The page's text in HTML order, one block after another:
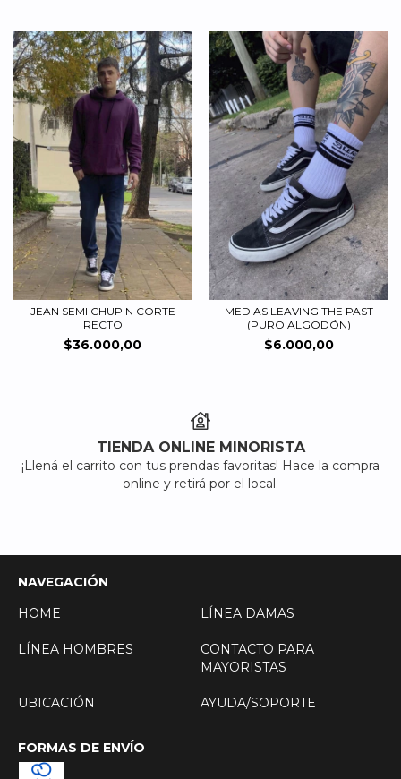
JEAN SEMI CHUPIN CORTE
RECTO
$36.000,00
MEDIAS LEAVING THE PAST
(PURO ALGODÓN)
$6.000,00
TIENDA ONLINE MINORISTA
¡Llená el carrito con tus prendas favoritas! Hace la compra
online y retirá por el local.
NAVEGACIÓN
HOME
LÍNEA DAMAS
LÍNEA HOMBRES
CONTACTO PARA
MAYORISTAS
UBICACIÓN AYUDA/SOPORTE
FORMAS DE ENVÍO